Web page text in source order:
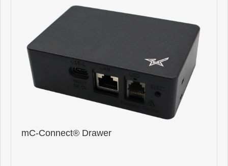
mC-Connect® Drawer